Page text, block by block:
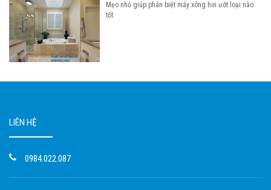
Mẹo nhỏ giúp phân biệt máy xông hơi ướt loại nào
tốt
LIÊN HỆ
0984.022.087